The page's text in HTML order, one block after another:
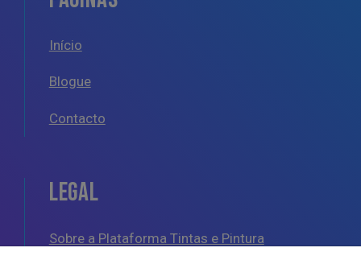
Início
Blogue
Contacto
LEGAL
Sobre a Plataforma Tintas e Pintura